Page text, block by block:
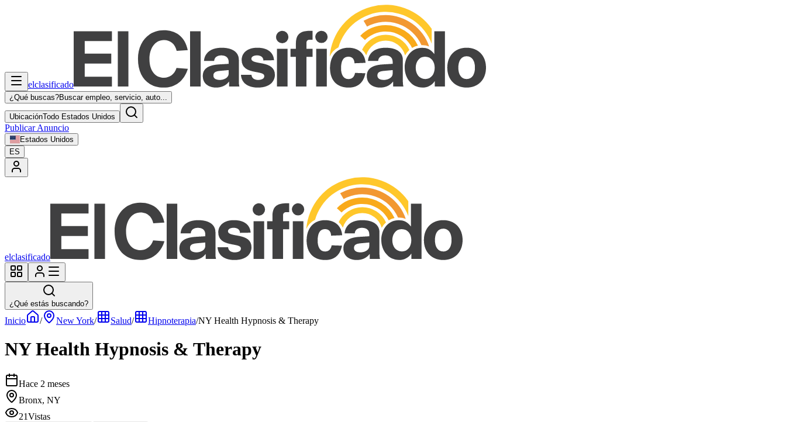
elclasificado
¿Qué buscas?Buscar empleo, servicio, auto...
UbicaciónTodo Estados Unidos
Publicar Anuncio
Estados Unidos
ES
elclasificado
¿Qué estás buscando?
Inicio / New York/ Salud/ Hipnoterapia/NY Health Hypnosis & Therapy
NY Health Hypnosis & Therapy
Hace 2 meses
Bronx, NY
21Vistas